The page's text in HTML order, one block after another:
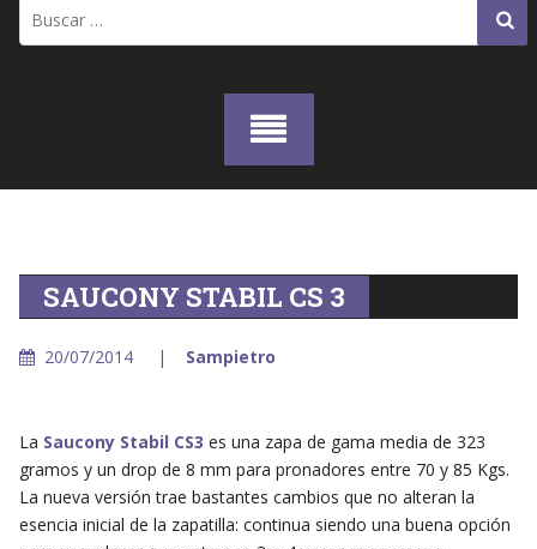
SAUCONY STABIL CS 3
20/07/2014 Sampietro
La Saucony Stabil CS3 es una zapa de gama media de 323
gramos y un drop de 8 mm para pronadores entre 70 y 85 Kgs.
La nueva versión trae bastantes cambios que no alteran la
esencia inicial de la zapatilla: continua siendo una buena opción